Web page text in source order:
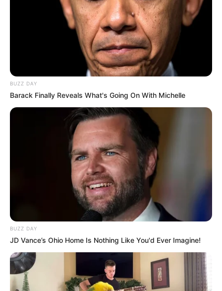
BUZZ DAY
Barack Finally Reveals What's Going On With Michelle
BUZZ DAY
JD Vance’s Ohio Home Is Nothing Like You'd Ever Imagine!